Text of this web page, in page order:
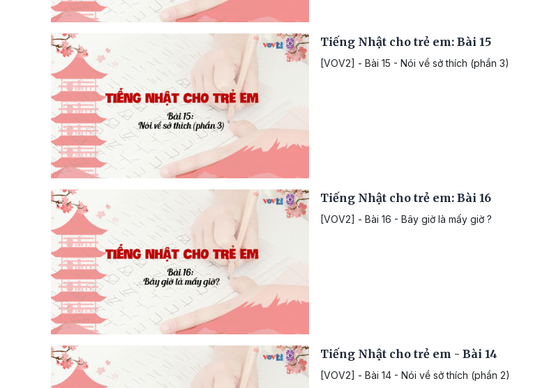
Tiếng Nhật cho trẻ em: Bài 15
[VOV2] - Bài 15 - Nói về sở thích (phần 3)
Tiếng Nhật cho trẻ em: Bài 16
[VOV2] - Bài 16 - Bây giờ là mấy giờ ?
Tiếng Nhật cho trẻ em - Bài 14
[VOV2] - Bài 14 - Nói về sở thích (phần 2)